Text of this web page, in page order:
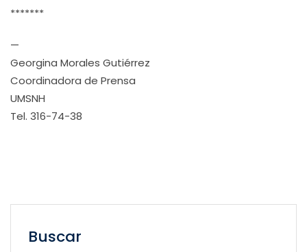
*******
—
Georgina Morales Gutiérrez
Coordinadora de Prensa
UMSNH
Tel. 316-74-38
Buscar